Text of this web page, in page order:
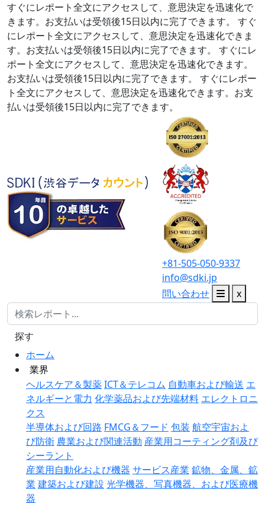
すぐにレポート全文にアクセスして、意思決定を迅速化で
きます。お支払いは受領後15日以内に完了できます。
すぐ
にレポート全文にアクセスして、意思決定を迅速化できま
す。お支払いは受領後15日以内に完了できます。
すぐにレ
ポート全文にアクセスして、意思決定を迅速化できます。
お支払いは受領後15日以内に完了できます。
すぐにレポー
ト全文にアクセスして、意思決定を迅速化できます。お支
払いは受領後15日以内に完了できます。
+81-505-050-9337
info@sdki.jp
問い合わせ
x
ホーム
業界
ヘルスケア＆製薬ICT＆テレコム 自動車および輸送 エ
ネルギーと電力 化学薬品および先端材料 エレクトロニ
クス
半導体および回路 FMCG＆フード 包装 航空宇宙およ
び防衛 農業および関連活動 産業用コーティング剤及び
シーラント
産業用自動化および機器 サービス産業 鉱物、金属、鉱
業 建築および建設 光学機器、写真機器、および医療機
器
探す